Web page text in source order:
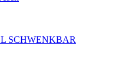
SCHWENKBAR